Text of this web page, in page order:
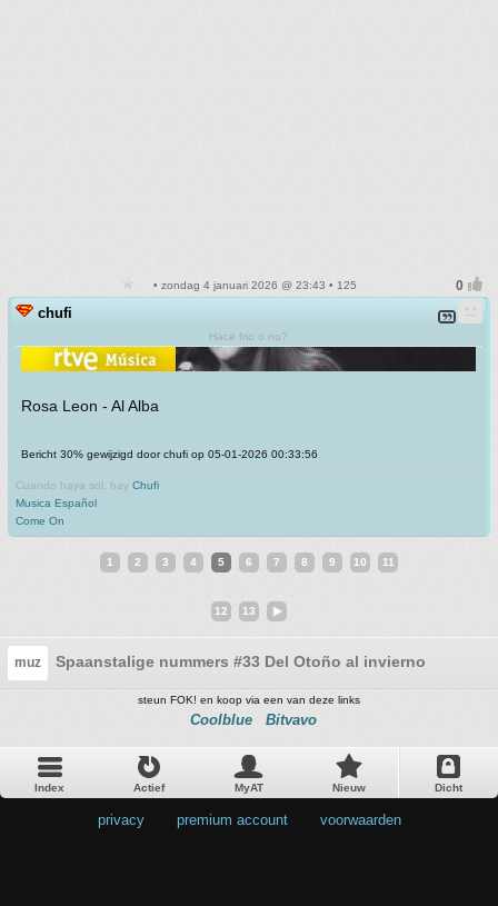
• zondag 4 januari 2026 @ 23:43 • 125
chufi
Hace frio o no?
Rosa Leon - Al Alba
Bericht 30% gewijzigd door chufi op 05-01-2026 00:33:56
Cuando haya sol, hay Chufi
Musica Español
Come On
1 2 3 4 5 6 7 8 9 10 11
12 13
muz Spaanstalige nummers #33 Del Otoño al invierno
steun FOK! en koop via een van deze links
Coolblue Bitvavo
Index Actief MyAT Nieuw Dicht
privacy premium account voorwaarden